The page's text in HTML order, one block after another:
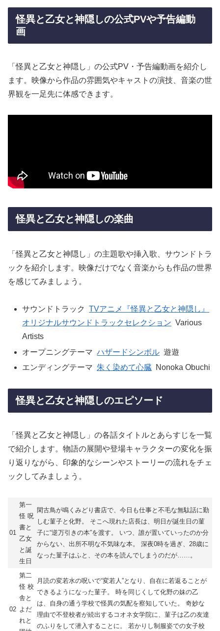
怪異と乙女と神隠しの公式PVや予告編動
画
「怪異と乙女と神隠し」の公式PV・予告編動画を紹介し
ます。映像から作品の雰囲気やキャストの演技、音楽の世
界観を一足先に体感できます。
怪異と乙女と神隠しの楽曲
「怪異と乙女と神隠し」の主題歌や挿入歌、サウンドトラ
ックを紹介します。映像だけでなく音楽からも作品の世界
を感じてみましょう。
サウンドトラック
TVアニメ『怪異と乙女と神隠し』
オリジナルサウンドトラックセレクション Various
Artists
オープニングテーマ ハザードシンボル 遊遊
エンディングテーマ 朱く染めて心臓 Nonoka Obuchi
怪異と乙女と神隠しのエピソード
「怪異と乙女と神隠し」の各話タイトルとあらすじを一覧
で紹介します。物語の展開や登場キャラクターの変化を振
り返りながら、印象的なシーンやストーリーの流れをチェ
ックしてみましょう。
01
第一
怪 呪
書と
乙女
と誕
生日
閑古鳥が鳴くみどり書店で、今日も仕事と不毛な無駄話に勤
しむ菫子と化野。 そこへ現れた店長は、明日が誕生日の菫
子に“逆万引きの本”を渡す。 いつ、誰が置いていったのか分
からない、出所不明な不気味な本。 深夜0時を過ぎ、28歳に
なった菫子はふと、その本を読んでしまうのだが……。
02
第二
怪 校
舎と
よだ
れと
月読の変若水の呪いで“変若人”となり、自在に若返ることが
できるようになった菫子。 時を同じくして化野の妹の乙
は、自身の通う学校で怪異の気配を察知していた。 奇妙な
理由で不登校者が続出するコオネ女学院に、菫子は乙の友達
のふりをして潜入することに。 若かりし制服姿での女子校